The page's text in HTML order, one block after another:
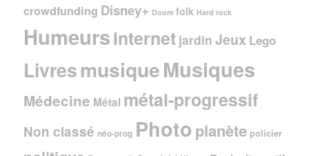
crowdfunding Disney+ Doom folk Hard rock
HumeursInternet jardin Jeux Lego
LivresmusiqueMusiques
Médecine Métal métal-progressif
Non classé néo-prog Photo planète policier